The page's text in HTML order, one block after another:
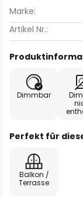
Marke:
Artikel Nr.:
Dimmbar
Perfekt für
Balkon /
Terrasse